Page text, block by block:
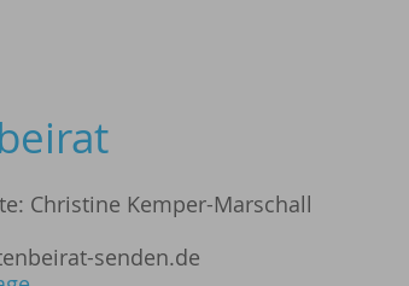
Christine Kemper-Marschall
senden.de